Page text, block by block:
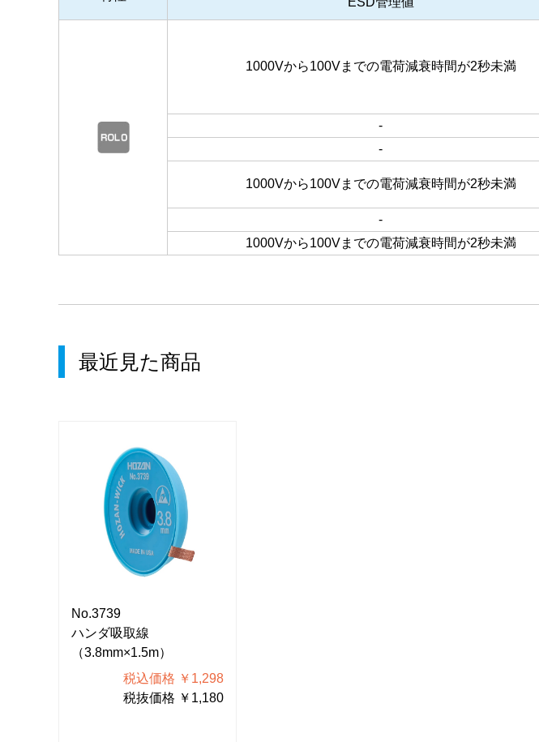
1000Vから100Vまでの電荷減衰時間が2秒未満
-
-
1000Vから100Vまでの電荷減衰時間が2秒未満
-
1000Vから100Vまでの電荷減衰時間が2秒未満
最近見た商品
No.3739
ハンダ吸取線
（3.8mm×1.5m）
税込価格 ￥1,298
税抜価格 ￥1,180